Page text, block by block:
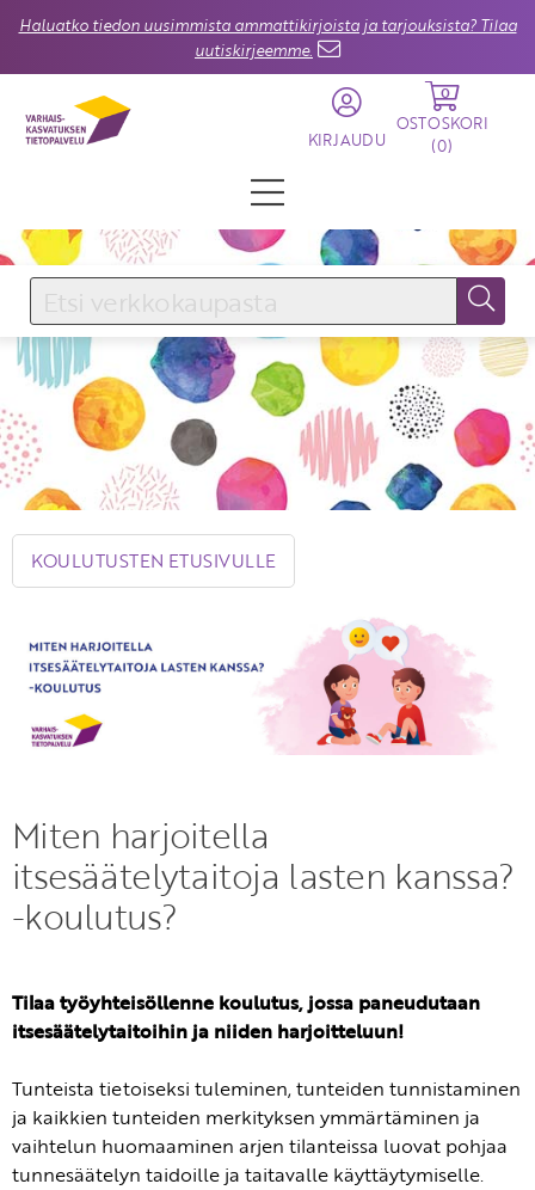
Haluatko tiedon uusimmista ammattikirjoista ja tarjouksista? Tilaa
uutiskirjeemme.
KIRJAUDU
0
OSTOSKORI
(0)
KIRJAUDU SISÄÄN
Käyttäjätunnus
Salasana
Unohtuiko salasana?
KIRJAUDU SISÄÄN
Etkö ole vielä Varhaiskasvatuksen Tietopalvelun
jäsen?
KOULUTUSTEN ETUSIVULLE
Miten harjoitella
itsesäätelytaitoja lasten kanssa?
-koulutus?
Tilaa työyhteisöllenne koulutus, jossa paneudutaan
itsesäätelytaitoihin ja niiden harjoitteluun!
Tunteista tietoiseksi tuleminen, tunteiden tunnistaminen
ja kaikkien tunteiden merkityksen ymmärtäminen ja
vaihtelun huomaaminen arjen tilanteissa luovat pohjaa
tunnesäätelyn taidoille ja taitavalle käyttäytymiselle.